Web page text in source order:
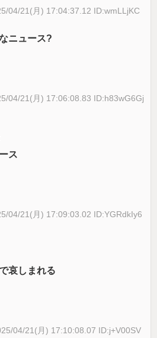
04/21(月) 17:04:37.12 ID:wmLLjKC
ニュース?
04/21(月) 17:06:08.83 ID:h83wG6Gj
ス
04/21(月) 17:09:03.02 ID:YGRdkIy6
哀しまれる
04/21(月) 17:10:08.07 ID:j+V00SV